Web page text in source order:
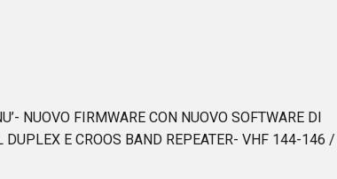
NUOVO FIRMWARE CON NUOVO SOFTWARE DI
E CROOS BAND REPEATER- VHF 144-146 /